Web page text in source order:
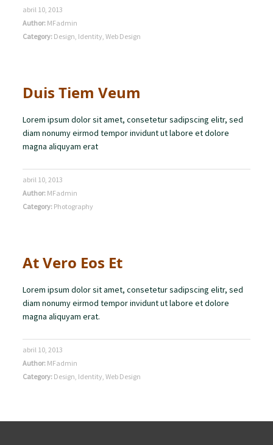
abril 10, 2013
Author: MFadmin
Category: Design Identity ,Web Design
Duis Tiem Veum
Lorem ipsum dolor sit amet, consetetur sadipscing elitr, sed
diam nonumy eirmod tempor invidunt ut labore et dolore
magna aliquyam erat
abril 10, 2013
Author: MFadmin
Category: Photography
At Vero Eos Et
Lorem ipsum dolor sit amet, consetetur sadipscing elitr, sed
diam nonumy eirmod tempor invidunt ut labore et dolore
magna aliquyam erat.
abril 10, 2013
Author: MFadmin
Category: Design Identity ,Web Design